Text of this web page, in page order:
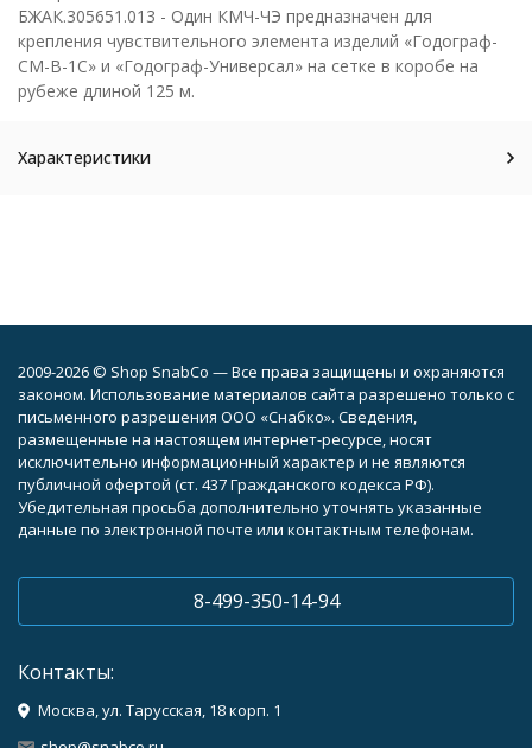
БЖАК.305651.013 - Один КМЧ-ЧЭ предназначен для
крепления чувствительного элемента изделий «Годограф-
СМ-В-1С» и «Годограф-Универсал» на сетке в коробе на
рубеже длиной 125 м.
Характеристики
2009-2026 © Shop SnabCo — Все права защищены и охраняются
законом. Использование материалов сайта разрешено только с
письменного разрешения ООО «Снабко». Сведения,
размещенные на настоящем интернет-ресурсе, носят
исключительно информационный характер и не являются
публичной офертой (ст. 437 Гражданского кодекса РФ).
Убедительная просьба дополнительно уточнять указанные
данные по электронной почте или контактным телефонам.
8-499-350-14-94
Контакты:
Москва, ул. Тарусская, 18 корп. 1